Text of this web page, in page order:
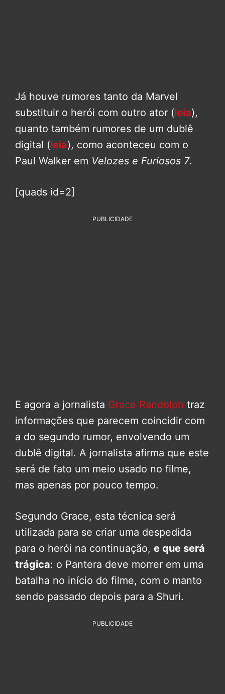
Já houve rumores tanto da Marvel
substituir o herói com outro ator (leia),
quanto também rumores de um dublê
digital (leia), como aconteceu com o
Paul Walker em Velozes e Furiosos 7.
[quads id=2]
PUBLICIDADE
E agora a jornalista Grace Randolph traz
informações que parecem coincidir com
a do segundo rumor, envolvendo um
dublê digital. A jornalista afirma que este
será de fato um meio usado no filme,
mas apenas por pouco tempo.
Segundo Grace, esta técnica será
utilizada para se criar uma despedida
para o herói na continuação, e que será
trágica: o Pantera deve morrer em uma
batalha no início do filme, com o manto
sendo passado depois para a Shuri.
PUBLICIDADE